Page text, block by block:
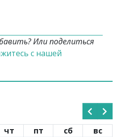
Или поделиться
с нашей
чт пт сб вс